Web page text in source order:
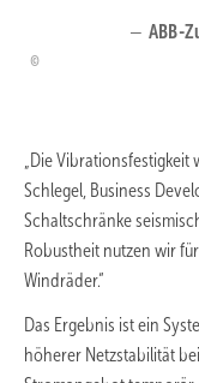
ABB-
„Die Vibrationsfestigkeit
Schlegel, Business
Schaltschränke
Robustheit nutzen wir
Windräder.“
Das Ergebnis ist ein
höherer Netzstabilität